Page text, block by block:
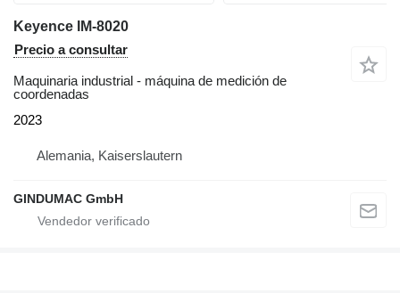
Keyence IM-8020
Precio a consultar
Maquinaria industrial - máquina de medición de
coordenadas
2023
Alemania, Kaiserslautern
GINDUMAC GmbH